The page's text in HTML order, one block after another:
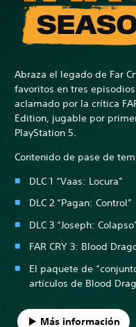
Abraza el legado de Far
favoritos en tres
aclamado por la crítica
Edition, jugable por
PlayStation 5.
Contenido de pase de
DLC 1 “Vaas: Locura”
DLC 2 “Pagan: Control”
DLC 3 “Joseph:
FAR CRY 3: Blood
El paquete de
artículos de Blood
Más información